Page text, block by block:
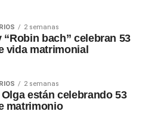
2 semanas
“Robin bach” celebran 53
vida matrimonial
2 semanas
están celebrando 53
matrimonio